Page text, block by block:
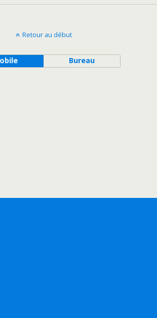
Retour au début
Bureau